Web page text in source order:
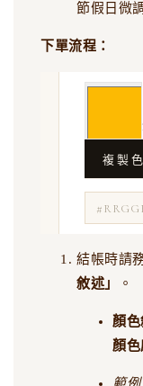
節假日微
下單流程：
結帳時請
敘述」
。
顏
顏
範